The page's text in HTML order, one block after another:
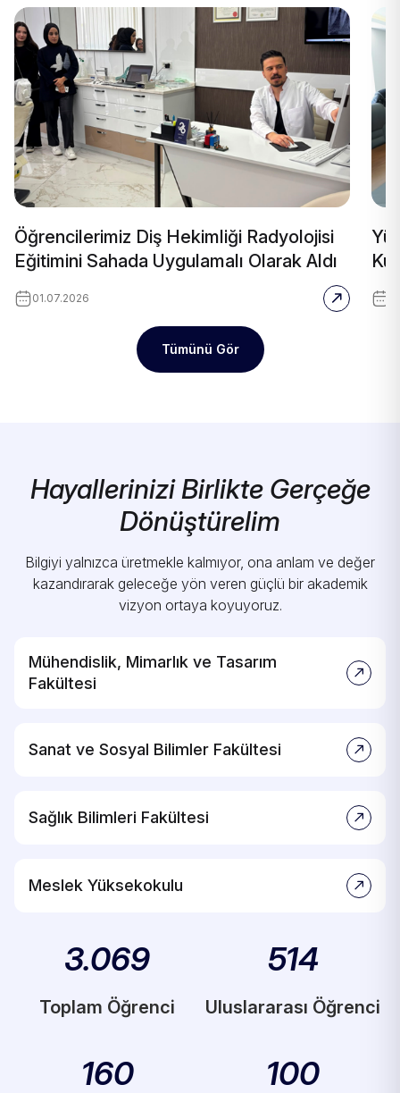
Öğrencilerimiz Diş Hekimliği Radyolojisi
Eğitimini Sahada Uygulamalı Olarak Aldı
01.07.2026
Tümünü Gör
Hayallerinizi Birlikte Gerçeğe
Dönüştürelim
Bilgiyi yalnızca üretmekle kalmıyor, ona anlam ve değer
kazandırarak geleceğe yön veren güçlü bir akademik
vizyon ortaya koyuyoruz.
Mühendislik, Mimarlık ve Tasarım
Fakültesi
Sanat ve Sosyal Bilimler Fakültesi
Sağlık Bilimleri Fakültesi
Meslek Yüksekokulu
3.069
Toplam Öğrenci
514
Uluslararası Öğrenci
160 100